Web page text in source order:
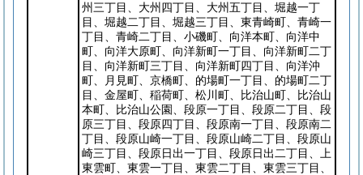
州三丁目、大州四丁目、大州五丁目、堀越一丁
目、堀越二丁目、堀越三丁目、東青崎町、青崎一
丁目、青崎二丁目、小磯町、向洋本町、向洋中
町、向洋大原町、向洋新町一丁目、向洋新町二丁
目、向洋新町三丁目、向洋新町四丁目、向洋沖
町、月見町、京橋町、的場町一丁目、的場町二丁
目、金屋町、稲荷町、松川町、比治山町、比治山
本町、比治山公園、段原一丁目、段原二丁目、段
原三丁目、段原四丁目、段原南一丁目、段原南二
丁目、段原山崎一丁目、段原山崎二丁目、段原山
崎三丁目、段原日出一丁目、段原日出二丁目、上
東雲町、東雲一丁目、東雲二丁目、東雲三丁目、